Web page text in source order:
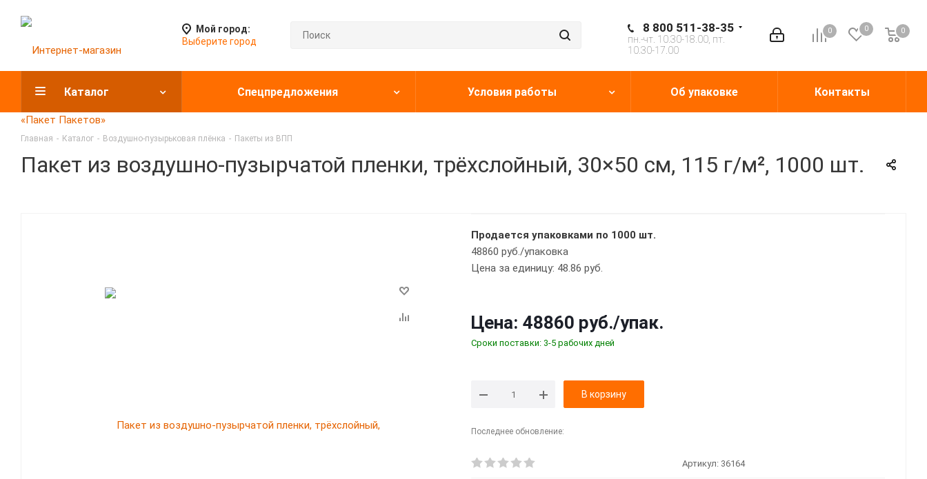
Мой город:
Выберите город
0 0 0
0
8 800 511-38-35
пн.-чт. 10.30-18.00, пт.
10.30-17.00
Каталог Спецпредложения Условия работы Об упаковке Контакты
Главная - Каталог - Воздушно-пузырьковая плёнка - Пакеты из ВПП
Пакет из воздушно-пузырчатой пленки, трёхслойный, 30×50 см, 115 г/м², 1000 шт.
Продается упаковками по 1000 шт.
48860 руб./упаковка
Цена за единицу: 48.86 руб.
Цена: 48860 руб./упак.
Сроки поставки: 3-5 рабочих дней
В корзину
Последнее обновление:
Артикул: 36164